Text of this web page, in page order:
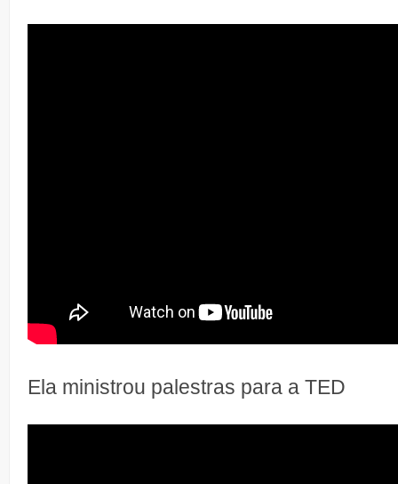
Ela ministrou palestras para a TED